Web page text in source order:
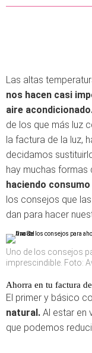
Las altas
nos hacen casi
aire
de los que más luz
la factura de la luz,
decidamos
hay muchas formas
haciendo
los consejos que
dan para hacer
Uno de los consejos
imprescindible. Foto:
Ahorra en tu factura
El primer y básico
natural. Al estar en
que podemos